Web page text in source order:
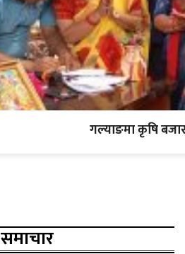
गल्याङमा कृषि
समाचार